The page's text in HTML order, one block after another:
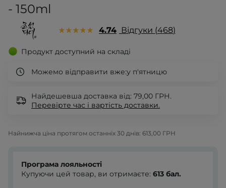
- 150ml
4.74 Відгуки 468
Продукт доступний на складі
Можемо відправити вже:у п'ятницю
Найдешевша доставка від: 79,00 ГРН.
Перевірте час і вартість доставки.
Найнижча ціна протягом останніх 30 днів: 613,00 ГРН
Програма лояльності
Купуючи цей товар, ви отримаєте: 613 бал.